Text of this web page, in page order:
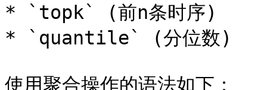
* `topk` (前n条时序)
* `quantile` (分位数)
使用聚合操作的语法如下：